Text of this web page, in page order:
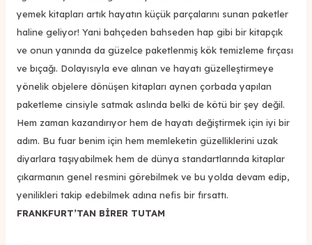
yemek kitapları artık hayatın küçük parçalarını sunan paketler
haline geliyor! Yani bahçeden bahseden hap gibi bir kitapçık
ve onun yanında da güzelce paketlenmiş kök temizleme fırçası
ve bıçağı. Dolayısıyla eve alınan ve hayatı güzelleştirmeye
yönelik objelere dönüşen kitapları aynen çorbada yapılan
paketleme cinsiyle satmak aslında belki de kötü bir şey değil.
Hem zaman kazandırıyor hem de hayatı değiştirmek için iyi bir
adım. Bu fuar benim için hem memleketin güzelliklerini uzak
diyarlara taşıyabilmek hem de dünya standartlarında kitaplar
çıkarmanın genel resmini görebilmek ve bu yolda devam edip,
yenilikleri takip edebilmek adına nefis bir fırsattı.
FRANKFURT’TAN BİRER TUTAM